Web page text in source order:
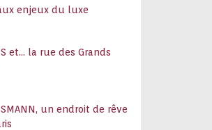
enjeux du luxe
et… la rue des Grands
un endroit de rêve